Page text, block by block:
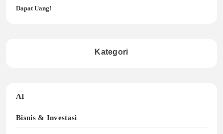
Dapat Uang!
Kategori
AI
Bisnis & Investasi